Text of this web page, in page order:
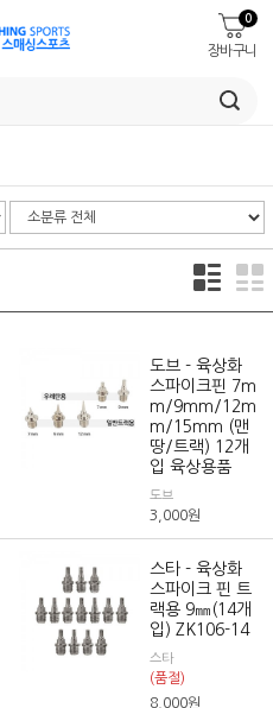
장바구니
0
도브 - 육상화
스파이크핀 7m
m/9mm/12m
m/15mm (맨
땅/트랙) 12개
입 육상용품
도브
3,000원
스타 - 육상화
스파이크 핀 트
랙용 9㎜(14개
입) ZK106-14
스타
(품절)
8,000원